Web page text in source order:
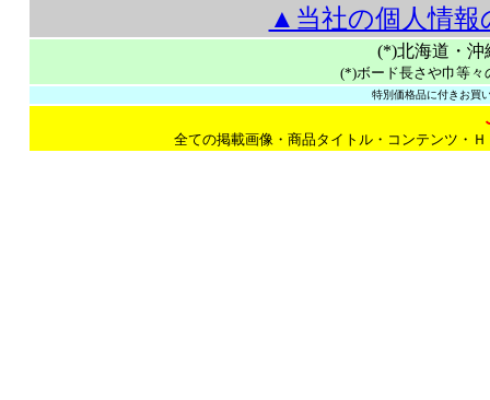
▲当社の個人情報
(*)北海道・沖
(*)ボード長さや巾等々
特別価格品に付きお買
全ての掲載画像・商品タイトル・コンテンツ・